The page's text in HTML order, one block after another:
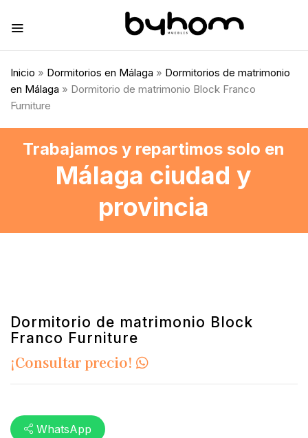
Inicio » Dormitorios en Málaga » Dormitorios de matrimonio
en Málaga » Dormitorio de matrimonio Block Franco
Furniture
Trabajamos y repartimos solo en
Málaga ciudad y
provincia
Dormitorio de matrimonio Block
Franco Furniture
¡Consultar precio!
WhatsApp